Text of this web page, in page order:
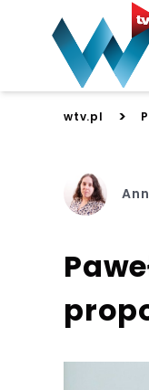
wtv.pl >